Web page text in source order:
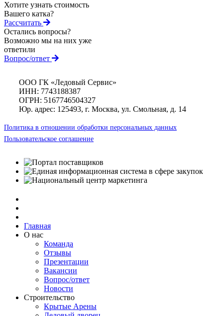
Хотите узнать стоимость
Вашего катка?
Рассчитать
Остались вопросы?
Возможно мы на них уже
ответили
Вопрос/ответ
ООО ГК «Ледовый Сервис»
ИНН: 7743188387
ОГРН: 5167746504327
Юр. адрес: 125493, г. Москва, ул. Смольная, д. 14
Политика в отношении обработки персональных данных
Пользовательское соглашение
Главная
О нас
Команда
Отзывы
Презентации
Вакансии
Вопрос/ответ
Новости
Строительство
Крытые Арены